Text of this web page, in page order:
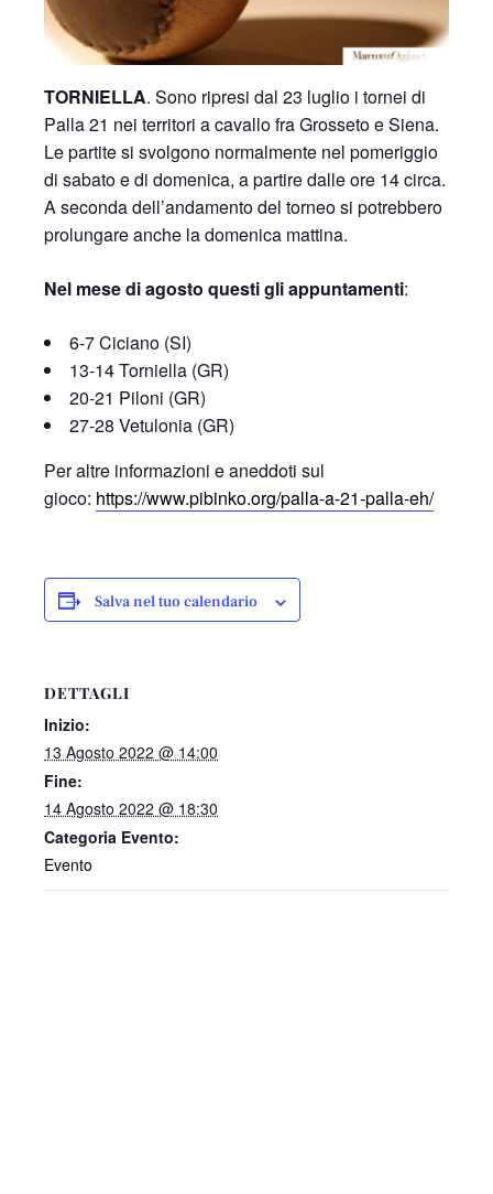
TORNIELLA. Sono ripresi dal 23 luglio i tornei di
Palla 21 nei territori a cavallo fra Grosseto e Siena.
Le partite si svolgono normalmente nel pomeriggio
di sabato e di domenica, a partire dalle ore 14 circa.
A seconda dell’andamento del torneo si potrebbero
prolungare anche la domenica mattina.
Nel mese di agosto questi gli appuntamenti:
6-7 Ciciano (SI)
13-14 Torniella (GR)
20-21 Piloni (GR)
27-28 Vetulonia (GR)
Per altre informazioni e aneddoti sul
gioco: https://www.pibinko.org/palla-a-21-palla-eh/
Salva nel tuo calendario
DETTAGLI
Inizio:
13 Agosto 2022 @ 14:00
Fine:
14 Agosto 2022 @ 18:30
Categoria Evento:
Evento